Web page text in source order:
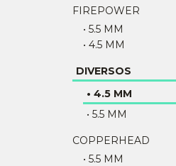
FIREPOWER
• 5.5 MM
• 4.5 MM
DIVERSOS
• 4.5 MM
• 5.5 MM
COPPERHEAD
• 5.5 MM